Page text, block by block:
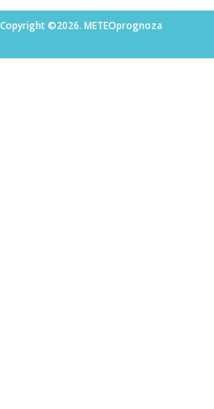
Copyright ©2026. METEOprognoza